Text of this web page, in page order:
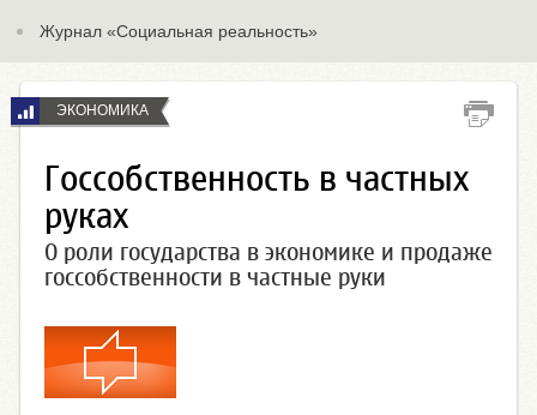
Журнал «Социальная реальность»
ЭКОНОМИКА
Госсобственность в частных
руках
О роли государства в экономике и продаже
госсобственности в частные руки